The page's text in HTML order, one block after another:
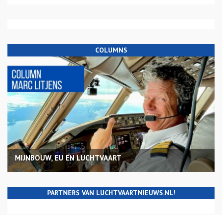
COLUMNS
MIJNBOUW, EU EN LUCHTVAART
PARTNERS VAN LUCHTVAARTNIEUWS.NL!